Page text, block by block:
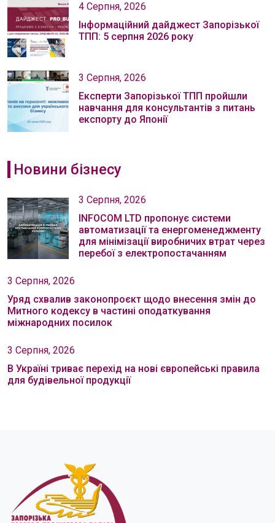
4 Серпня, 2026
Інформаційний дайджест Запорізької
ТПП: 5 серпня 2026 року
3 Серпня, 2026
Експерти Запорізької ТПП пройшли
навчання для консультантів з питань
експорту до Японії
Новини бізнесу
3 Серпня, 2026
INFOCOM LTD пропонує системи
автоматизації та енергоменеджменту
для мінімізації виробничих втрат через
перебої з електропостачанням
3 Серпня, 2026
Уряд схвалив законопроєкт щодо внесення змін до
Митного кодексу в частині оподаткування
міжнародних посилок
3 Серпня, 2026
В Україні триває перехід на нові європейські правила
для будівельної продукції